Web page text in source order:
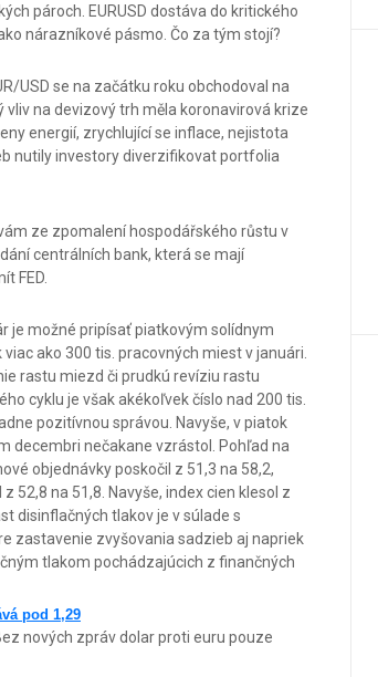
pároch. EURUSD dostáva do kritického
nárazníkové pásmo. Čo za tým stojí?
USD se na začátku roku obchodoval na
na devizový trh měla koronavirová krize
energií, zrychlující se inflace, nejistota
nutily investory diverzifikovat portfolia
ze zpomalení hospodářského růstu v
centrálních bank, která se mají
FED.
je možné pripísať piatkovým solídnym
ako 300 tis. pracovných miest v januári.
rastu miezd či prudkú revíziu rastu
cyklu je však akékoľvek číslo nad 200 tis.
pozitívnou správou. Navyše, v piatok
decembri nečakane vzrástol. Pohľad na
objednávky poskočil z 51,3 na 58,2,
52,8 na 51,8. Navyše, index cien klesol z
disinflačných tlakov je v súlade s
zastavenie zvyšovania sadzieb aj napriek
tlakom pochádzajúcich z finančných
pod 1,29
nových zpráv dolar proti euru pouze